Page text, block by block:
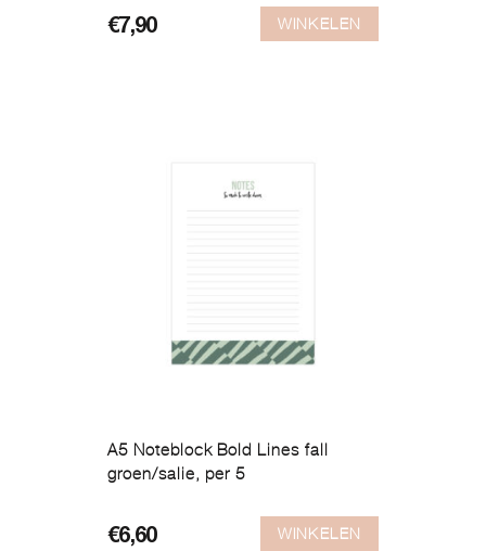
€7,90 WINKELEN
A5 Noteblock Bold Lines fall
groen/salie, per 5
€6,60 WINKELEN